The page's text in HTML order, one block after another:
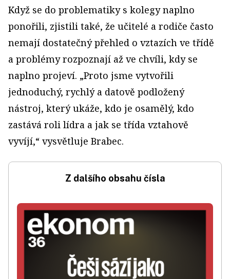
Když se do problematiky s kolegy naplno
ponořili, zjistili také, že učitelé a rodiče často
nemají dostatečný přehled o vztazích ve třídě
a problémy rozpoznají až ve chvíli, kdy se
naplno projeví. „Proto jsme vytvořili
jednoduchý, rychlý a datově podložený
nástroj, který ukáže, kdo je osamělý, kdo
zastává roli lídra a jak se třída vztahově
vyvíjí,“ vysvětluje Brabec.
Z dalšího obsahu čísla